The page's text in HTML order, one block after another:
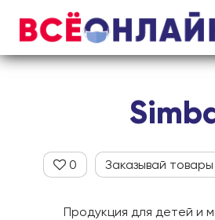
0 Заказывай
Продукция для детей и